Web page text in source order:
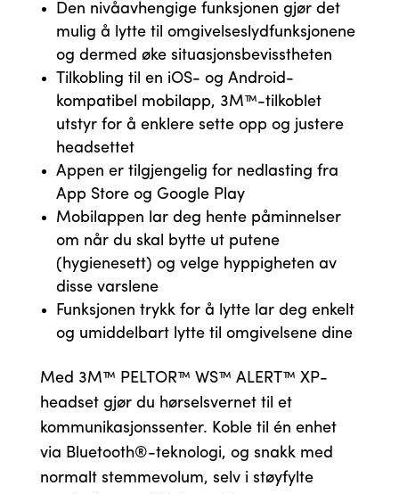
Den nivåavhengige funksjonen gjør det
mulig å lytte til omgivelseslydfunksjonene
og dermed øke situasjonsbevisstheten
Tilkobling til en iOS- og Android-
kompatibel mobilapp, 3M™-tilkoblet
utstyr for å enklere sette opp og justere
headsettet
Appen er tilgjengelig for nedlasting fra
App Store og Google Play
Mobilappen lar deg hente påminnelser
om når du skal bytte ut putene
(hygienesett) og velge hyppigheten av
disse varslene
Funksjonen trykk for å lytte lar deg enkelt
og umiddelbart lytte til omgivelsene dine
Med 3M™ PELTOR™ WS™ ALERT™ XP-
headset gjør du hørselsvernet til et
kommunikasjonssenter. Koble til én enhet
via Bluetooth®-teknologi, og snakk med
normalt stemmevolum, selv i støyfylte